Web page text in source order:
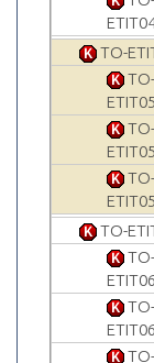
TO-
TO-
TO-
TO-
TO-
TO-
TO-
TO-